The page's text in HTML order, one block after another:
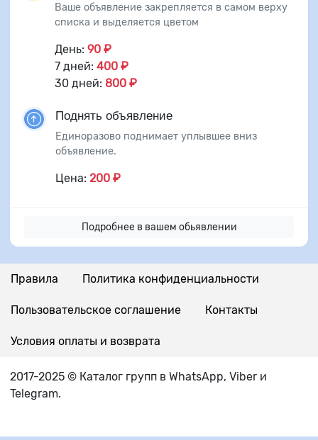
Ваше объявление закрепляется в самом верху
списка и выделяется цветом
День: 90 ₽
7 дней: 400 ₽
30 дней: 800 ₽
Поднять объявление
Единоразово поднимает уплывшее вниз
объявление.
Цена: 200 ₽
Подробнее в вашем обьявлении
Правила Политика конфиденциальности
Пользовательское соглашение Контакты
Условия оплаты и возврата
2017-2025 © Каталог групп в WhatsApp, Viber и
Telegram.